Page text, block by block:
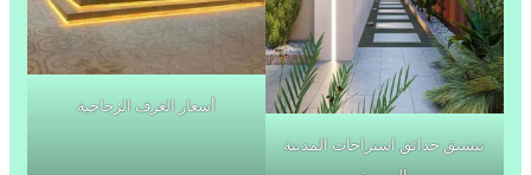
تنسيق حدائق استراحات المدينة
أسعار الغرف الزجاجية